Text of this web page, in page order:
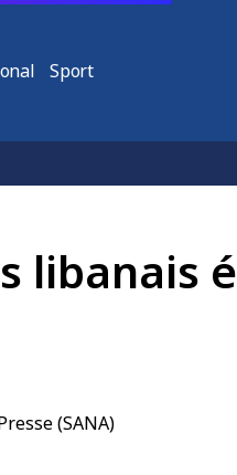
Sport
libanais